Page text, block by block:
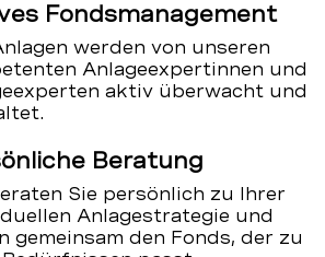
Fondsmanagement
werden von unseren
Anlageexpertinnen und
aktiv überwacht und
Beratung
Sie persönlich zu Ihrer
Anlagestrategie und
gemeinsam den Fonds, der zu